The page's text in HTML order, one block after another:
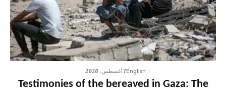
English7 أغسطس، 2026
Testimonies of the bereaved in Gaza: The